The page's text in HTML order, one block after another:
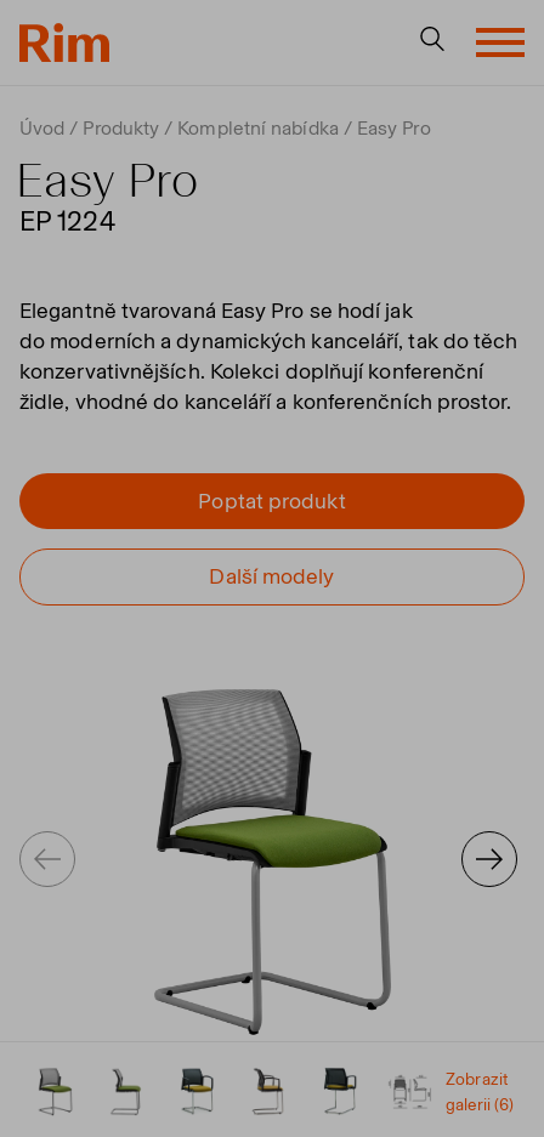
Úvod Produkty Kompletní nabídka Easy Pro
Easy Pro
EP 1224
Elegantně tvarovaná Easy Pro se hodí jak
do moderních a dynamických kanceláří, tak do těch
konzervativnějších. Kolekci doplňují konferenční
židle, vhodné do kanceláří a konferenčních prostor.
Poptat produkt
Další modely
Zobrazit
galerii (6)